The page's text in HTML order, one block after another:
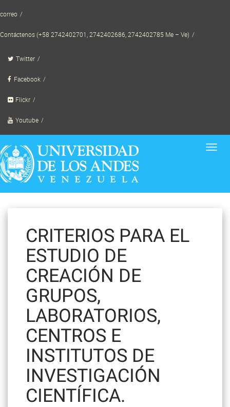
to
correo
Contáctenos (+58 2742402701, 2742402686, 2742402785 Me – Ve)
Twitter
Facebook
Flickr
Youtube
CRITERIOS PARA EL
ESTUDIO DE
CREACIÓN DE
GRUPOS,
LABORATORIOS,
CENTROS E
INSTITUTOS DE
INVESTIGACIÓN
CIENTÍFICA.